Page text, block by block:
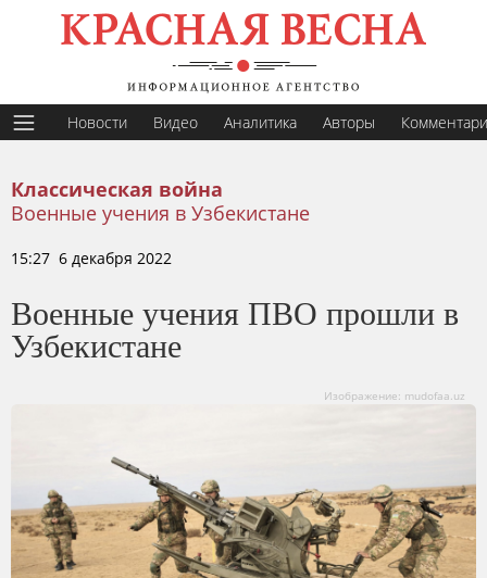
Новости Видео Аналитика Авторы
Классическая война
Военные учения в Узбекистане
15:27 6 декабря 2022
Военные учения ПВО прошли в
Узбекистане
Изображение: mudofaa.uz